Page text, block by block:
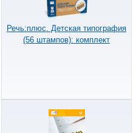
Речь:плюс. Детская типография
(56 штампов): комплект